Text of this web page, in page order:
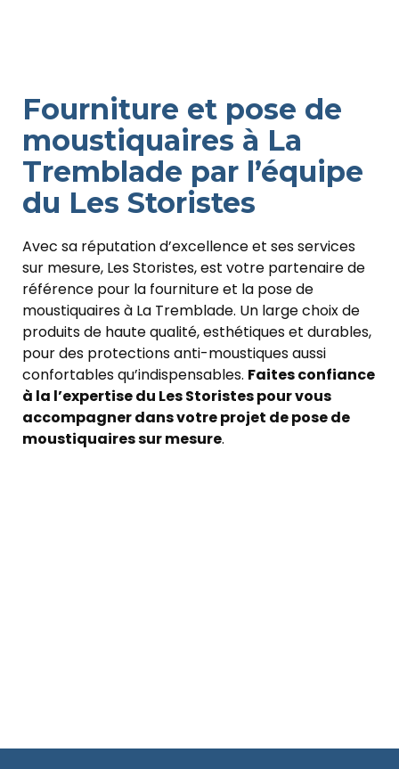
Fourniture et pose de
moustiquaires à La
Tremblade par l’équipe
du Les Storistes
Avec sa réputation d’excellence et ses services
sur mesure, Les Storistes, est votre partenaire de
référence pour la fourniture et la pose de
moustiquaires à La Tremblade. Un large choix de
produits de haute qualité, esthétiques et durables,
pour des protections anti-moustiques aussi
confortables qu’indispensables. Faites confiance
à la l’expertise du Les Storistes pour vous
accompagner dans votre projet de pose de
moustiquaires sur mesure.